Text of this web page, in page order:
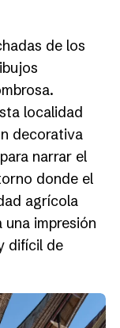
de los
localidad
decorativa
narrar el
donde el
agrícola
impresión
difícil de